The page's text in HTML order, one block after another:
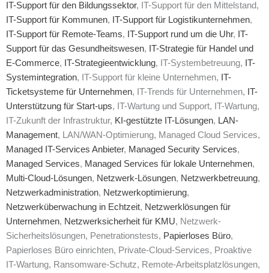
IT-Support für den Bildungssektor, IT-Support für den Mittelstand,
IT-Support für Kommunen, IT-Support für Logistikunternehmen,
IT-Support für Remote-Teams, IT-Support rund um die Uhr, IT-
Support für das Gesundheitswesen, IT-Strategie für Handel und
E-Commerce, IT-Strategieentwicklung, IT-Systembetreuung, IT-
Systemintegration, IT-Support für kleine Unternehmen, IT-
Ticketsysteme für Unternehmen, IT-Trends für Unternehmen, IT-
Unterstützung für Start-ups, IT-Wartung und Support, IT-Wartung,
IT-Zukunft der Infrastruktur, KI-gestützte IT-Lösungen, LAN-
Management, LAN/WAN-Optimierung, Managed Cloud Services,
Managed IT-Services Anbieter, Managed Security Services,
Managed Services, Managed Services für lokale Unternehmen,
Multi-Cloud-Lösungen, Netzwerk-Lösungen, Netzwerkbetreuung,
Netzwerkadministration, Netzwerkoptimierung,
Netzwerküberwachung in Echtzeit, Netzwerklösungen für
Unternehmen, Netzwerksicherheit für KMU, Netzwerk-
Sicherheitslösungen, Penetrationstests, Papierloses Büro,
Papierloses Büro einrichten, Private-Cloud-Services, Proaktive
IT-Wartung, Ransomware-Schutz, Remote-Arbeitsplatzlösungen,